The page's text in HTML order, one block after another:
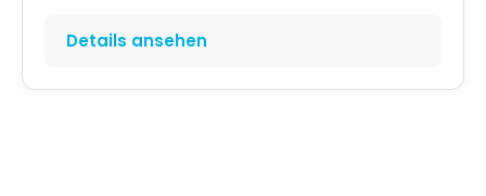
Details ansehen